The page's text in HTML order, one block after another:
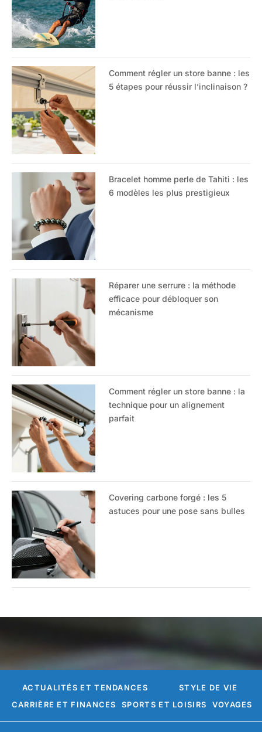
Comment régler un store banne : les
5 étapes pour réussir l’inclinaison ?
Bracelet homme perle de Tahiti : les
6 modèles les plus prestigieux
Réparer une serrure : la méthode
efficace pour débloquer son
mécanisme
Comment régler un store banne : la
technique pour un alignement
parfait
Covering carbone forgé : les 5
astuces pour une pose sans bulles
ACTUALITÉS ET TENDANCES
STYLE DE VIE
CARRIÈRE ET FINANCES
SPORTS ET LOISIRS VOYAGES